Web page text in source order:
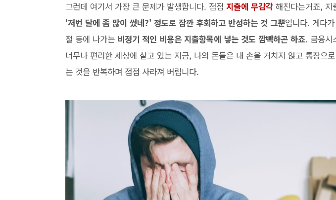
그런데 여기서 가장 큰 문제가 발생합니다. 점점 지출에 무감각 해진다는거죠, 지
'저번 달에 좀 많이 썼네?' 정도로 잠깐 후회하고 반성하는 것 그뿐입니다. 게다
절 등에 나가는 비정기 적인 비용은 지출항목에 넣는 것도 깜빡하곤 하죠. 금융시
너무나 편리한 세상에 살고 있는 지금, 나의 돈들은 내 손을 거치지 않고 통장으
는 것을 반복하며 점점 사라져 버립니다.